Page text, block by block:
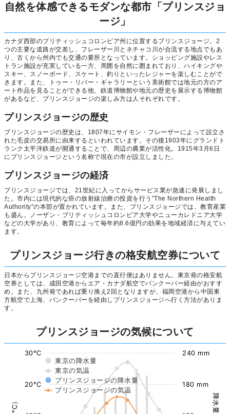
自然を体感できるモダンな都市「プリンスジョ
ージ」
カナダ西部のブリティッシュコロンビア州に位置するプリンスジョージ。2
つの主要な道路が交差し、フレーザー川とネチャコ川が合流する地点でもあ
り、古くから州内でも交通の要所となっています。ショッピング施設やレス
トラン施設が充実している一方、周囲を自然に囲まれており、ハイキングや
スキー、スノーボード、スケート、釣りといったレジャーを楽しむことがで
きます。また、トゥー・リバー・ギャラリーという美術館では地元の方のア
ート作品を見ることができる他、鉄道博物館や地元の歴史を展示する博物館
があるなど、プリンスジョージの楽しみ方は人それぞれです。
プリンスジョージの歴史
プリンスジョージの歴史は、1807年にサイモン・フレーザーによって設立さ
れた毛皮の交易所に由来するといわれています。その後1903年にグランドト
ランク太平洋鉄道が開通することで、周辺の農業が活性化。1915年3月6日
にプリンスジョージという名称で現在の市が設立しました。
プリンスジョージの経済
プリンスジョージでは、21世紀に入ってからサービス業が急速に発展しまし
た。市内には現代的な癌の放射線治療の投資を行う”The Northern Health
Authority”の本部が置かれています。また、プリンスジョージでは、教育産業
も盛ん。ノーザン・ブリティッシュコロンビア大学やニューカレドニア大学
などの大学があり、教育によって毎年約8.6億円の効果を地域経済に与えてい
ます。
プリンスジョージ行きの格安航空券について
日本からプリンスジョージ空港までの直行便はありません。東京発の格安航
空券としては、成田空港からエア・カナダ航空でバンクーバー経由がおすす
め。また、九州発であれば乗り換え2回となりますが、福岡空港から中国東
方航空で上海、バンクーバーを経由しプリンスジョージへ行く方法がありま
す。
プリンスジョージの気候について
東京の降水量
東京の気温
プリンスジョージの降水量
プリンスジョージの気温
20°C
30°C
180 mm
240 mm